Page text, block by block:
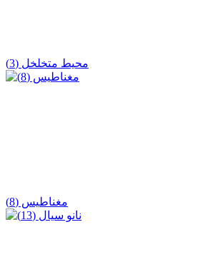
محیط متخلخل (3)
مغناطیس (8)